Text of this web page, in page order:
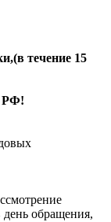
течение 15
обращения,